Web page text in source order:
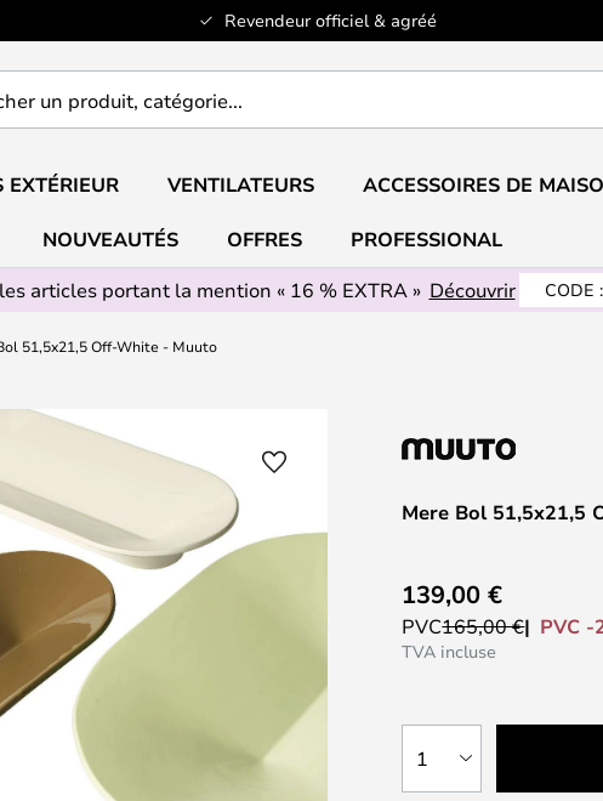
Revendeur officiel & agréé
EXTÉRIEUR VENTILATEURS ACCESSOIRES DE
NOUVEAUTÉS OFFRES
PROFESSIONAL
articles portant la mention « 16 % EXTRA » Découvrir CODE :
51,5x21,5 Off-White - Muuto
Mere Bol 51,5x21,5
139,00 €
PVC165,00 € PVC -
TVA incluse
1